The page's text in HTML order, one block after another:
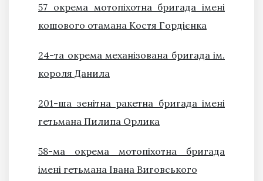
57 окрема мотопіхотна бригада імені
кошового отамана Костя Гордієнка
24-та окрема механізована бригада ім.
короля Данила
201-ша зенітна ракетна бригада імені
гетьмана Пилипа Орлика
58-ма окрема мотопіхотна бригада
імені гетьмана Івана Виговського